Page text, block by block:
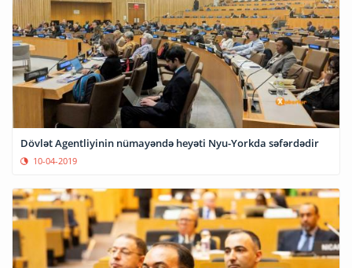
Dövlət Agentliyinin nümayəndə heyəti Nyu-Yorkda səfərdədir
10-04-2019